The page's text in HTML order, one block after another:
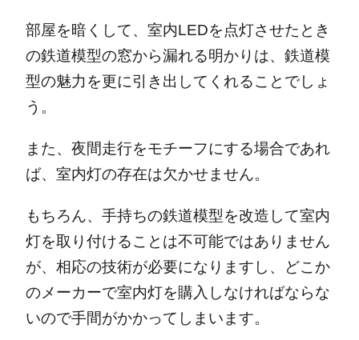
部屋を暗くして、室内LEDを点灯させたとき
の鉄道模型の窓から漏れる明かりは、鉄道模
型の魅力を更に引き出してくれることでしょ
う。
また、夜間走行をモチーフにする場合であれ
ば、室内灯の存在は欠かせません。
もちろん、手持ちの鉄道模型を改造して室内
灯を取り付けることは不可能ではありません
が、相応の技術が必要になりますし、どこか
のメーカーで室内灯を購入しなければならな
いので手間がかかってしまいます。